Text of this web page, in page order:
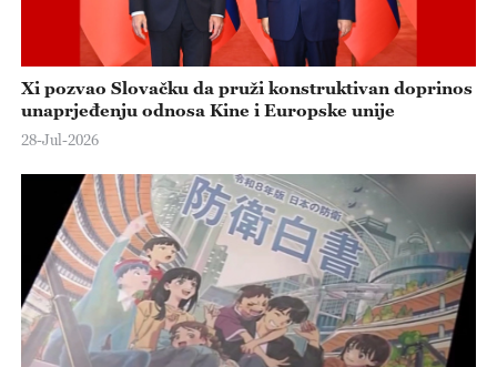
Xi pozvao Slovačku da pruži konstruktivan doprinos
unaprjeđenju odnosa Kine i Europske unije
28-Jul-2026